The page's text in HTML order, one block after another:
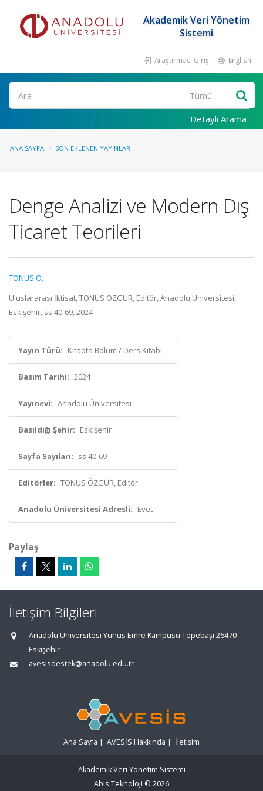
Akademik Veri Yönetim
Sistemi
Araştırmacı Girişi English
Ara
Detaylı Arama
ANA SAYFA SON EKLENEN YAYINLAR
Denge Analizi ve Modern Dış
Ticaret Teorileri
TONUS Ö.
Uluslararası İktisat, TONUS ÖZGÜR, Editör, Anadolu Üniversitesi,
Eskişehir, ss.40-69, 2024
Yayın Türü: Kitapta Bölüm / Ders Kitabı
Basım Tarihi: 2024
Yayınevi: Anadolu Üniversitesi
Basıldığı Şehir: Eskişehir
Sayfa Sayıları: ss.40-69
Editörler: TONUS ÖZGÜR, Editör
Anadolu Üniversitesi Adresli: Evet
Paylaş
İletişim Bilgileri
Anadolu Üniversitesi Yunus Emre Kampüsü Tepebaşı 26470
Eskişehir
avesisdestek@anadolu.edu.tr
Ana Sayfa | AVESİS Hakkında | İletişim
Akademik Veri Yönetim Sistemi
Abis Teknoloji © 2026